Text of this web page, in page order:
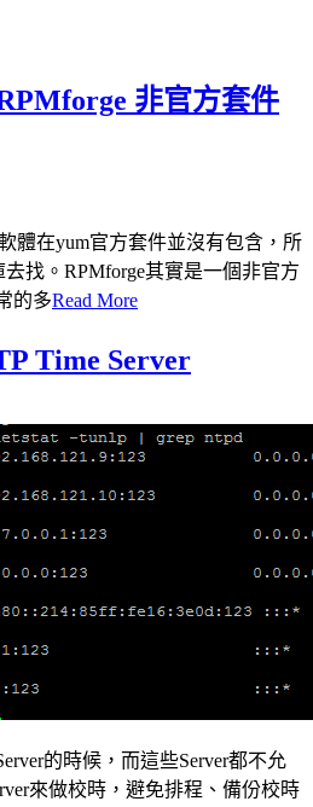
非官方套件
體在yum官方套件並沒有包含，所
找。RPMforge其實是一個非官方
的多Read More
Time Server
的時候，而這些Server都不允
來做校時，避免排程、備份校時